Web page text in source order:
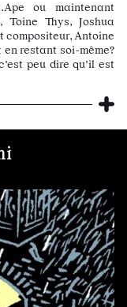
ou maintenant
Thys, Joshua
compositeur, Antoine
restant soi-même?
peu dire qu’il est